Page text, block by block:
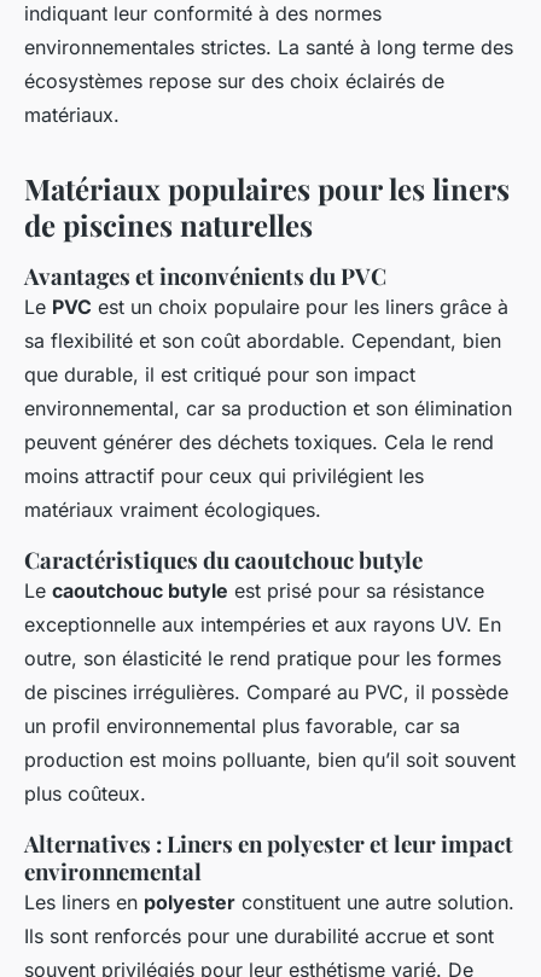
indiquant leur conformité à des normes
environnementales strictes. La santé à long terme des
écosystèmes repose sur des choix éclairés de
matériaux.
Matériaux populaires pour les liners
de piscines naturelles
Avantages et inconvénients du PVC
Le PVC est un choix populaire pour les liners grâce à
sa flexibilité et son coût abordable. Cependant, bien
que durable, il est critiqué pour son impact
environnemental, car sa production et son élimination
peuvent générer des déchets toxiques. Cela le rend
moins attractif pour ceux qui privilégient les
matériaux vraiment écologiques.
Caractéristiques du caoutchouc butyle
Le caoutchouc butyle est prisé pour sa résistance
exceptionnelle aux intempéries et aux rayons UV. En
outre, son élasticité le rend pratique pour les formes
de piscines irrégulières. Comparé au PVC, il possède
un profil environnemental plus favorable, car sa
production est moins polluante, bien qu’il soit souvent
plus coûteux.
Alternatives : Liners en polyester et leur impact
environnemental
Les liners en polyester constituent une autre solution.
Ils sont renforcés pour une durabilité accrue et sont
souvent privilégiés pour leur esthétisme varié. De